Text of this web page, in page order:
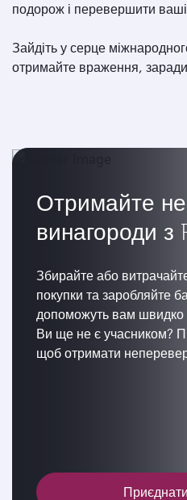
подорож і перевершити ваші
Зайдіть у серце
отримайте враження,
Отримайте
винагороди з
Збирайте або
покупки та заробляйте
допоможуть вам швидко
Ви ще не є учасником?
щоб отримати